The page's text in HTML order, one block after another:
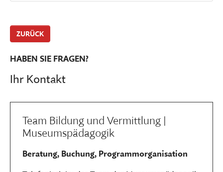
ZURÜCK
Ihr Kontakt
HABEN SIE FRAGEN?
Team Bildung und Vermittlung |
Museumspädagogik
Beratung, Buchung, Programmorganisation